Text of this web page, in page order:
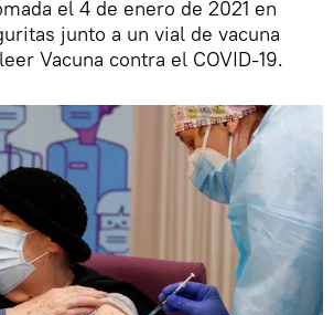
el 4 de enero de 2021 en
junto a un vial de vacuna
Vacuna contra el COVID-19.